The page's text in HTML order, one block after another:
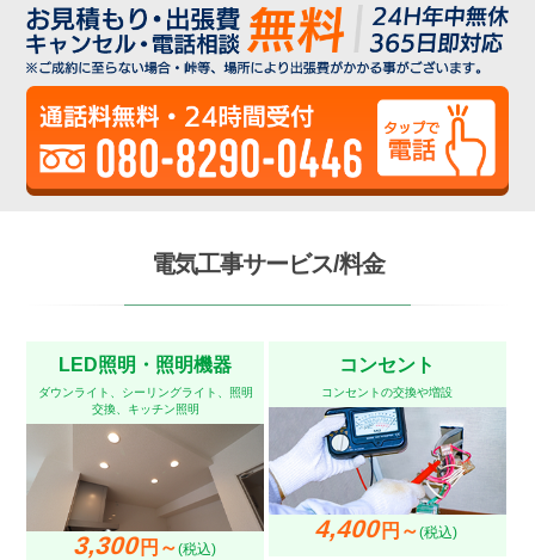
電気工事サービス/料金
LED照明・照明機器
ダウンライト、シーリングライト、照明
交換、キッチン照明
3,300円～(税込)
コンセント
コンセントの交換や増設
4,400円～(税込)